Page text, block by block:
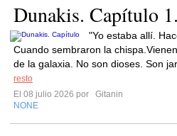
Dunakis. Capítulo 1.
"Yo estaba allí.
Cuando sembraron la
de la galaxia. No son dioses. Son
resto
El 08 julio 2026 por
Gitanin
NONE